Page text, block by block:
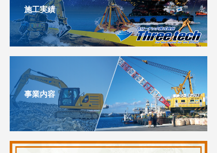
施工実績
事業内容